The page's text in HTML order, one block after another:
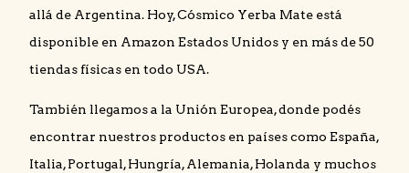
allá de Argentina. Hoy, Cósmico Yerba Mate está
disponible en Amazon Estados Unidos y en más de 50
tiendas físicas en todo USA.
También llegamos a la Unión Europea, donde podés
encontrar nuestros productos en países como España,
Italia, Portugal, Hungría, Alemania, Holanda y muchos